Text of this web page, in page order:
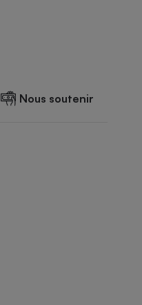
Nous soutenir